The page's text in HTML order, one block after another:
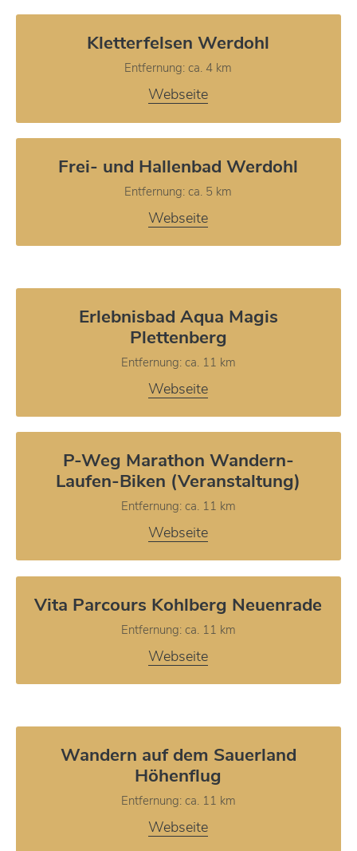
Kletterfelsen Werdohl
Entfernung: ca. 4 km
Webseite
Frei- und Hallenbad Werdohl
Entfernung: ca. 5 km
Webseite
Erlebnisbad Aqua Magis
Plettenberg
Entfernung: ca. 11 km
Webseite
P-Weg Marathon Wandern-
Laufen-Biken (Veranstaltung)
Entfernung: ca. 11 km
Webseite
Vita Parcours Kohlberg Neuenrade
Entfernung: ca. 11 km
Webseite
Wandern auf dem Sauerland
Höhenflug
Entfernung: ca. 11 km
Webseite